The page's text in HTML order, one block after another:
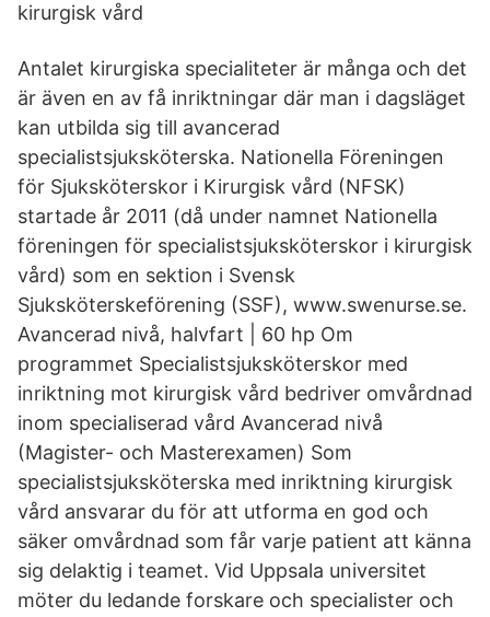
kirurgisk vård
Antalet kirurgiska specialiteter är många och det
är även en av få inriktningar där man i dagsläget
kan utbilda sig till avancerad
specialistsjuksköterska. Nationella Föreningen
för Sjuksköterskor i Kirurgisk vård (NFSK)
startade år 2011 (då under namnet Nationella
föreningen för specialistsjuksköterskor i kirurgisk
vård) som en sektion i Svensk
Sjuksköterskeförening (SSF), www.swenurse.se.
Avancerad nivå, halvfart | 60 hp Om
programmet Specialistsjuksköterskor med
inriktning mot kirurgisk vård bedriver omvårdnad
inom specialiserad vård Avancerad nivå
(Magister- och Masterexamen) Som
specialistsjuksköterska med inriktning kirurgisk
vård ansvarar du för att utforma en god och
säker omvårdnad som får varje patient att känna
sig delaktig i teamet. Vid Uppsala universitet
möter du ledande forskare och specialister och